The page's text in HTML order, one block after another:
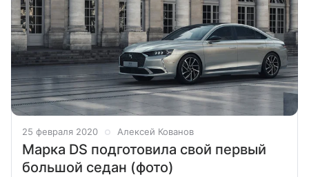
25 февраля 2020 Алексей Кованов
Марка DS подготовила свой первый
большой седан (фото)